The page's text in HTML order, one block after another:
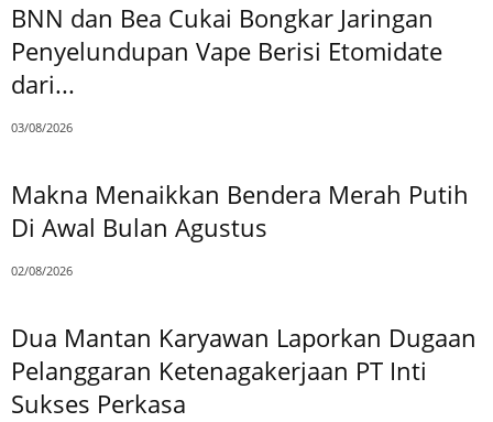
BNN dan Bea Cukai Bongkar Jaringan
Penyelundupan Vape Berisi Etomidate
dari...
03/08/2026
Makna Menaikkan Bendera Merah Putih
Di Awal Bulan Agustus
02/08/2026
Dua Mantan Karyawan Laporkan Dugaan
Pelanggaran Ketenagakerjaan PT Inti
Sukses Perkasa